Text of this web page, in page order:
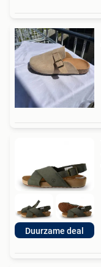
Duurzame deal